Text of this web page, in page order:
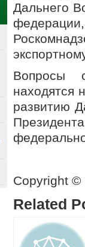
Дальнего
Вопросы
находятся
развитию
Copyright ©
Related